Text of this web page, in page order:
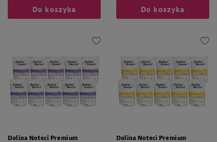
Do koszyka Do koszyka
Dolina Noteci Premium
Dolina Noteci Premium